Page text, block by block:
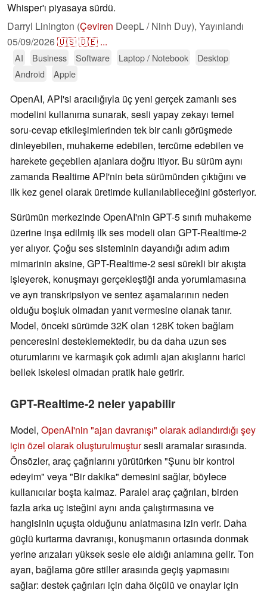
Whisper'ı piyasaya sürdü.
Darryl Linington (Çeviren DeepL / Ninh Duy), Yayınlandı
05/09/2026🇺🇸🇩🇪 ...
AI Business Software Laptop / Notebook
Desktop
Android
Apple
OpenAI, API'si aracılığıyla üç yeni gerçek zamanlı ses
modelini kullanıma sunarak, sesli yapay zekayı temel
soru-cevap etkileşimlerinden tek bir canlı görüşmede
dinleyebilen, muhakeme edebilen, tercüme edebilen ve
harekete geçebilen ajanlara doğru itiyor. Bu sürüm aynı
zamanda Realtime API'nin beta sürümünden çıktığını ve
ilk kez genel olarak üretimde kullanılabileceğini gösteriyor.
Sürümün merkezinde OpenAI'nin GPT-5 sınıfı muhakeme
üzerine inşa edilmiş ilk ses modeli olan GPT-Realtime-2
yer alıyor. Çoğu ses sisteminin dayandığı adım adım
mimarinin aksine, GPT-Realtime-2 sesi sürekli bir akışta
işleyerek, konuşmayı gerçekleştiği anda yorumlamasına
ve ayrı transkripsiyon ve sentez aşamalarının neden
olduğu boşluk olmadan yanıt vermesine olanak tanır.
Model, önceki sürümde 32K olan 128K token bağlam
penceresini desteklemektedir, bu da daha uzun ses
oturumlarını ve karmaşık çok adımlı ajan akışlarını harici
bellek iskelesi olmadan pratik hale getirir.
GPT-Realtime-2 neler yapabilir
Model, OpenAI'nin "ajan davranışı" olarak adlandırdığı şey
için özel olarak oluşturulmuştursesli aramalar sırasında.
Önsözler, araç çağrılarını yürütürken "Şunu bir kontrol
edeyim" veya "Bir dakika" demesini sağlar, böylece
kullanıcılar boşta kalmaz. Paralel araç çağrıları, birden
fazla arka uç isteğini aynı anda çalıştırmasına ve
hangisinin uçuşta olduğunu anlatmasına izin verir. Daha
güçlü kurtarma davranışı, konuşmanın ortasında donmak
yerine arızaları yüksek sesle ele aldığı anlamına gelir. Ton
ayarı, bağlama göre stiller arasında geçiş yapmasını
sağlar: destek çağrıları için daha ölçülü ve onaylar için